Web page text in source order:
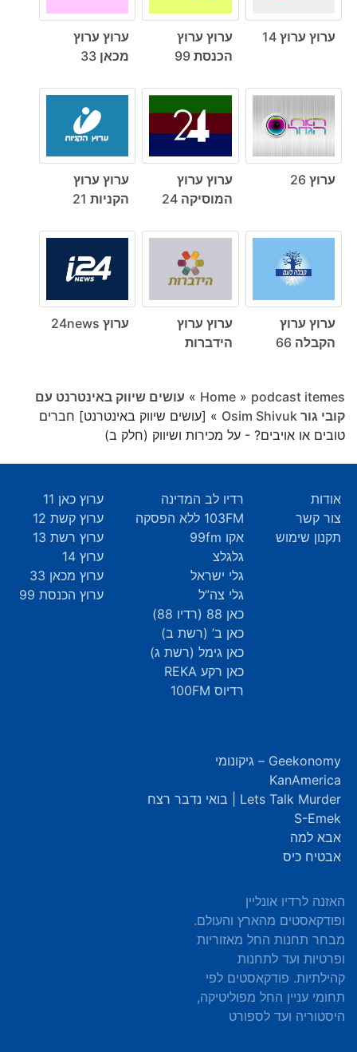
ערוץ ערוץ 14
ערוץ ערוץ
הכנסת 99
ערוץ ערוץ
מכאן 33
ערוץ 26
ערוץ ערוץ
המוסיקה 24
ערוץ ערוץ
הקניות 21
ערוץ ערוץ
הקבלה 66
ערוץ ערוץ
הידברות
ערוץ 24news
Home » podcast itemes
» עושים שיווק באינטרנט עם
קובי גור Osim Shivuk
» [עושים שיווק באינטרנט] חברים
טובים או אויבים? - על מכירות ושיווק (חלק ב)
אודות
צור קשר
תקנון שימוש
רדיו לב המדינה
103FM ללא הפסקה
אקו 99fm
גלגלצ
גלי ישראל
גלי צה”ל
כאן 88 (רדיו 88)
כאן ב’ (רשת ב)
כאן גימל (רשת ג)
כאן רקע REKA
רדיוס 100FM
ערוץ כאן 11
ערוץ קשת 12
ערוץ רשת 13
ערוץ 14
ערוץ מכאן 33
ערוץ הכנסת 99
Geekonomy – גיקונומי
KanAmerica
Lets Talk Murder | בואי נדבר רצח
S-Emek
אבא למה
אבטיח כיס
האזנה לרדיו אונליין
ופודקאסטים מהארץ והעולם.
מבחר תחנות החל מאזוריות
ופרטיות ועד לתחנות
קהילתיות. פודקאסטים לפי
תחומי עניין החל מפוליטיקה,
היסטוריה ועד לספורט